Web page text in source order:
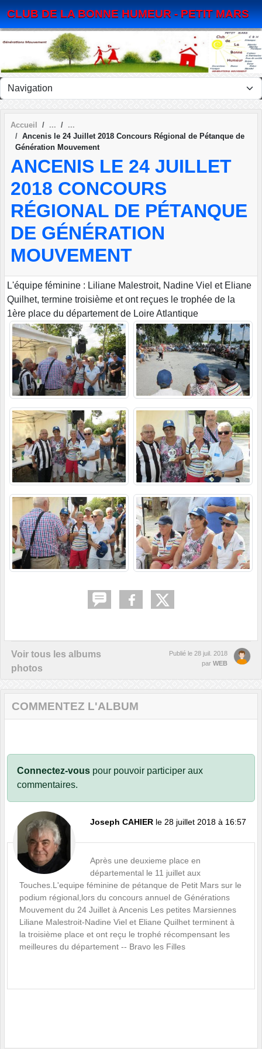
CLUB DE LA BONNE HUMEUR - PETIT MARS
Accueil
Ancenis le 24 Juillet 2018 Concours Régional de Pétanque de
Génération Mouvement
ANCENIS LE 24 JUILLET
2018 CONCOURS
RÉGIONAL DE PÉTANQUE
DE GÉNÉRATION
MOUVEMENT
L'équipe féminine : Liliane Malestroit, Nadine Viel et Eliane
Quilhet, termine troisième et ont reçues le trophée de la
1ère place du département de Loire Atlantique
Voir tous les albums
photos
Publié le 28 juil. 2018
par WEB
COMMENTEZ L'ALBUM
Connectez-vous pour pouvoir participer aux
commentaires.
Joseph CAHIER le 28 juillet 2018 à 16:57
Après une deuxieme place en
départemental le 11 juillet aux
Touches.L'equipe féminine de pétanque de Petit Mars sur le
podium régional,lors du concours annuel de Générations
Mouvement du 24 Juillet à Ancenis Les petites Marsiennes
Liliane Malestroit-Nadine Viel et Eliane Quilhet terminent à
la troisième place et ont reçu le trophé récompensant les
meilleures du département -- Bravo les Filles